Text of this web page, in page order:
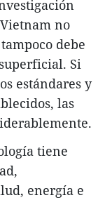
no
debe
Si
estándares y
las
tiene
energía e